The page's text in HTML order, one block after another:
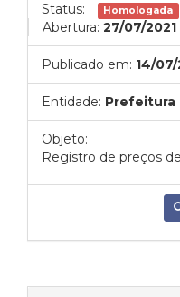
Status: Homologada
Abertura: 27/07/2021
Publicado em: 14/07/
Entidade: Prefeitura
Objeto:
Registro de preços